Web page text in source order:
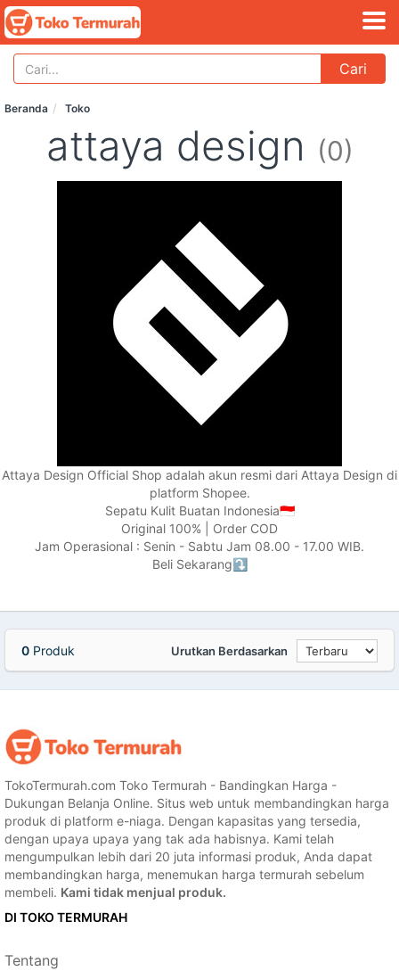
Cari
Beranda Toko
attaya design (0)
Attaya Design Official Shop adalah akun resmi dari Attaya Design di
platform Shopee.
Sepatu Kulit Buatan Indonesia🇮🇩
Original 100% | Order COD
Jam Operasional : Senin - Sabtu Jam 08.00 - 17.00 WIB.
Beli Sekarang⤵️
0 Produk Urutkan Berdasarkan
TokoTermurah.com Toko Termurah - Bandingkan Harga -
Dukungan Belanja Online. Situs web untuk membandingkan harga
produk di platform e-niaga. Dengan kapasitas yang tersedia,
dengan upaya upaya yang tak ada habisnya. Kami telah
mengumpulkan lebih dari 20 juta informasi produk, Anda dapat
membandingkan harga, menemukan harga termurah sebelum
membeli. Kami tidak menjual produk.
DI TOKO TERMURAH
Tentang